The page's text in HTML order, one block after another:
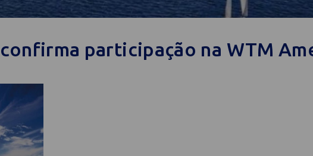
participação na WTM